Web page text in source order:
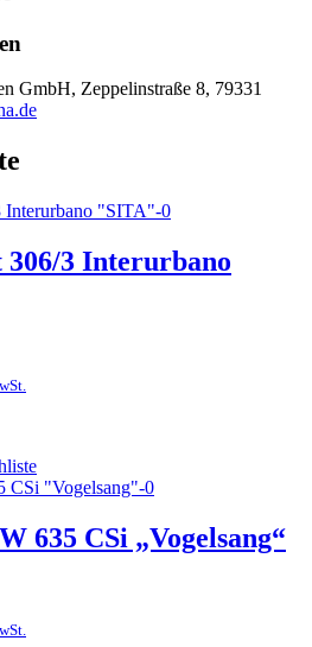
GmbH, Zeppelinstraße 8, 79331
3 Interurbano
635 CSi „Vogelsang“